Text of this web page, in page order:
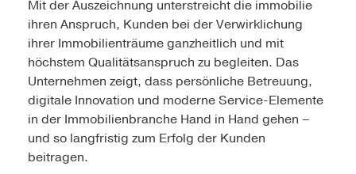
Mit der Auszeichnung unterstreicht die immobilie
ihren Anspruch, Kunden bei der Verwirklichung
ihrer Immobilienträume ganzheitlich und mit
höchstem Qualitätsanspruch zu begleiten. Das
Unternehmen zeigt, dass persönliche Betreuung,
digitale Innovation und moderne Service-Elemente
in der Immobilienbranche Hand in Hand gehen –
und so langfristig zum Erfolg der Kunden
beitragen.